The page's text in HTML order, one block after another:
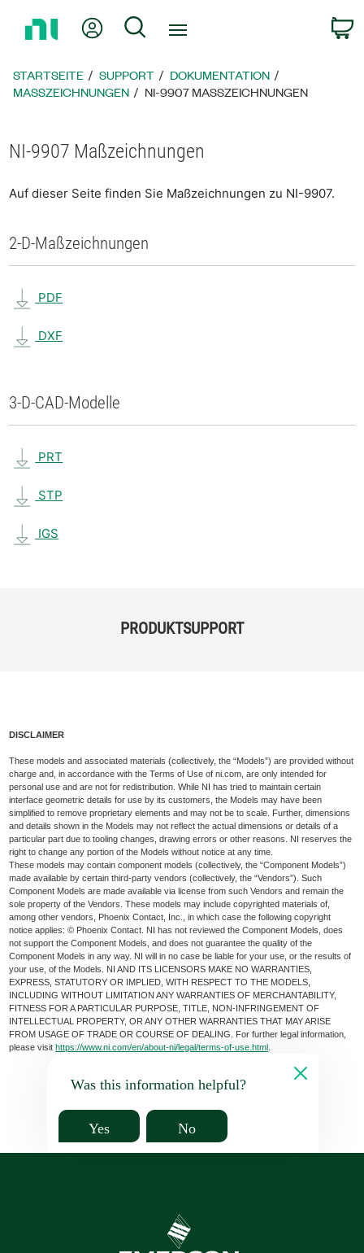
zur
Mein KontoSuche
STARTSEITE SUPPORT
DOKUMENTATION
MASSZEICHNUNGEN
NI-9907 MASSZEICHNUNGEN
NI-9907 Maßzeichnungen
Auf dieser Seite finden Sie Maßzeichnungen zu NI-9907.
2-D-Maßzeichnungen
PDF
DXF
3-D-CAD-Modelle
PRT
STP
IGS
PRODUKTSUPPORT
DISCLAIMER
These models and associated materials (collectively, the “Models”) are provided without
charge and, in accordance with the Terms of Use of ni.com, are only intended for
personal use and are not for redistribution. While NI has tried to maintain certain
interface geometric details for use by its customers, the Models may have been
simplified to remove proprietary elements and may not be to scale. Further, dimensions
and details shown in the Models may not reflect the actual dimensions or details of a
particular part due to tooling changes, drawing errors or other reasons. NI reserves the
right to change any portion of the Models without notice at any time.
These models may contain component models (collectively, the “Component Models”)
made available by certain third-party vendors (collectively, the “Vendors”). Such
Component Models are made available via license from such Vendors and remain the
sole property of the Vendors. These models may include copyrighted materials of,
among other vendors, Phoenix Contact, Inc., in which case the following copyright
notice applies: © Phoenix Contact. NI has not reviewed the Component Models, does
not support the Component Models, and does not guarantee the quality of the
Component Models in any way. NI will in no case be liable for your use, or the results of
your use, of the Models. NI AND ITS LICENSORS MAKE NO WARRANTIES,
EXPRESS, STATUTORY OR IMPLIED, WITH RESPECT TO THE MODELS,
INCLUDING WITHOUT LIMITATION ANY WARRANTIES OF MERCHANTABILITY,
FITNESS FOR A PARTICULAR PURPOSE, TITLE, NON-INFRINGEMENT OF
INTELLECTUAL PROPERTY, OR ANY OTHER WARRANTIES THAT MAY ARISE
FROM USAGE OF TRADE OR COURSE OF DEALING. For further legal information,
please visithttps://www.ni.com/en/about-ni/legal/terms-of-use.html
Was this information helpful?
Yes No